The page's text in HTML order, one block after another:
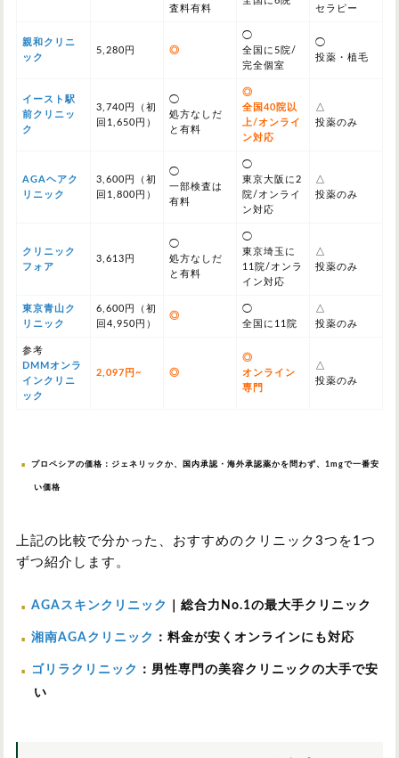
査料有料
セラピー
親和クリニ
ック
5,280円 ◎
◯
全国に5院/
完全個室
◯
投薬・植毛
イースト駅
前クリニッ
ク
3,740円（初
回1,650円）
◯
処方なしだ
と有料
◎
全国40院以
上/オンライ
ン対応
△
投薬のみ
AGAヘアク
リニック
3,600円（初
回1,800円）
◯
一部検査は
有料
◯
東京大阪に2
院/オンライ
ン対応
△
投薬のみ
クリニック
フォア
3,613円
◯
処方なしだ
と有料
◯
東京埼玉に
11院/オンラ
イン対応
△
投薬のみ
東京青山ク
リニック
6,600円（初
回4,950円）
◎
◯
全国に11院
△
投薬のみ
参考
DMMオンラ
インクリニ
ック
2,097円~ ◎
◎
オンライン
専門
△
投薬のみ
プロペシアの価格：ジェネリックか、国内承認・海外承認薬かを問わず、1mgで一番安
い価格
上記の比較で分かった、おすすめのクリニック3つを1つ
ずつ紹介します。
AGAスキンクリニック ｜総合力No.1の最大手クリニック
湘南AGAクリニック ：料金が安くオンラインにも対応
ゴリラクリニック
：男性専門の美容クリニックの大手で安
い